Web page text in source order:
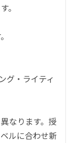
。
グ・ライティ
なります。授
ルに合わせ新